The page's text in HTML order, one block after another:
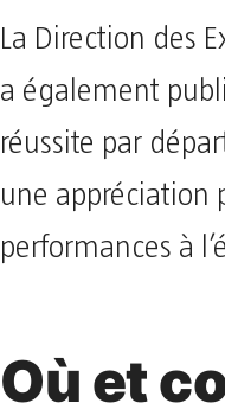
La Direction des
a également
réussite par
une appréciation
performances à
Où et